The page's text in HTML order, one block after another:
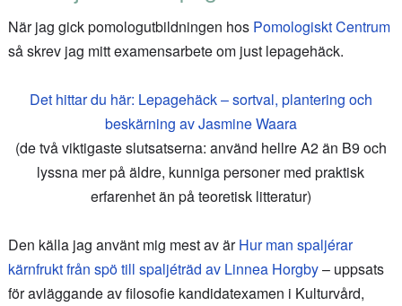
När jag gick pomologutbildningen hos Pomologiskt Centrum
så skrev jag mitt examensarbete om just lepagehäck.
Det hittar du här: Lepagehäck – sortval, plantering och
beskärning av Jasmine Waara
(de två viktigaste slutsatserna: använd hellre A2 än B9 och
lyssna mer på äldre, kunniga personer med praktisk
erfarenhet än på teoretisk litteratur)
Den källa jag använt mig mest av ärHur man spaljérar
kärnfrukt från spö till spaljéträd av Linnea Horgby– uppsats
för avläggande av filosofie kandidatexamen i Kulturvård,